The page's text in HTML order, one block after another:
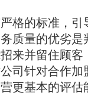
的标准，引
质量的优劣是
来并留住顾客
司针对合作加
更基本的评估